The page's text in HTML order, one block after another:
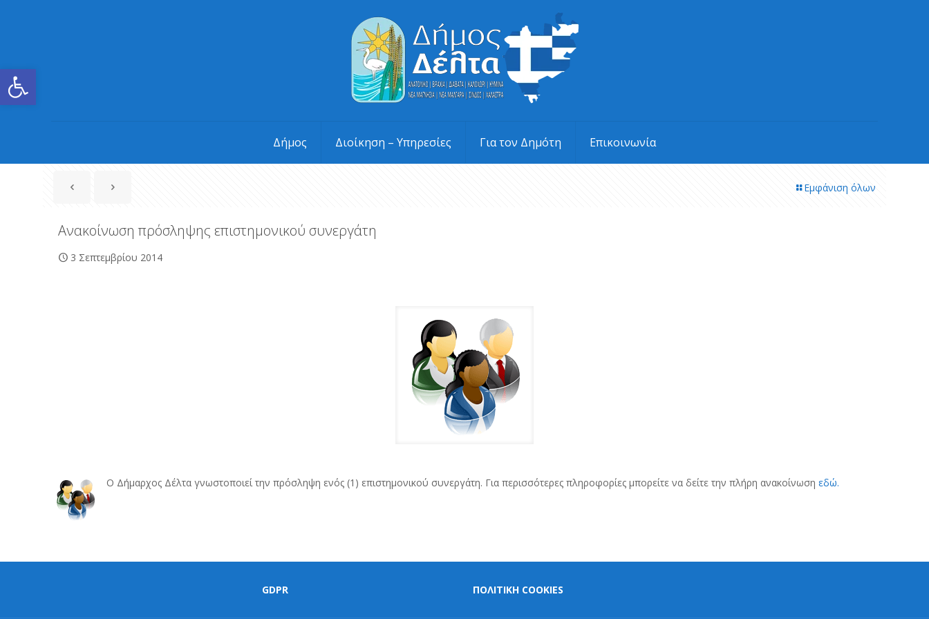
Ανοίξτε τη γραμμή εργαλείων
Δήμος Διοίκηση – Υπηρεσίες Για τον Δημότη Επικοινωνία
Εμφάνιση όλων
Ανακοίνωση πρόσληψης επιστημονικού συνεργάτη
3 Σεπτεμβρίου 2014
Ο Δήμαρχος Δέλτα γνωστοποιεί την πρόσληψη ενός (1) επιστημονικού συνεργάτη. Για περισσότερες πληροφορίες μπορείτε να δείτε την πλήρη ανακοίνωσηεδώ.
GDPR ΠΟΛΙΤΙΚΗ COOKIES